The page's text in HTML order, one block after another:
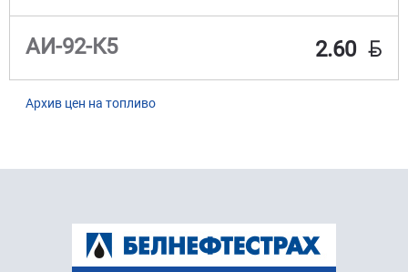
АИ-92-К5 2.60 BYN
Архив цен на топливо